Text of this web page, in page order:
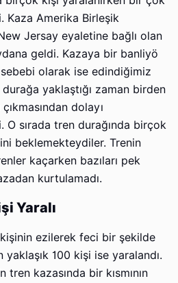
Kaza Amerika Birleşik
Jersay eyaletine bağlı olan
geldi. Kazaya bir banliyö
olarak ise edindiğimiz
yaklaştığı zaman birden
dolayı
O sırada tren durağında birçok
beklemekteydiler. Trenin
kaçarken bazıları pek
kurtulamadı.
Yaralı
ezilerek feci bir şekilde
100 kişi ise yaralandı.
kazasında bir kısmının